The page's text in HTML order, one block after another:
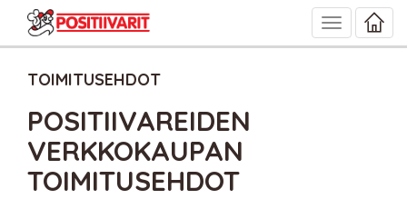
Toggle
navigation
TOIMITUSEHDOT
POSITIIVAREIDEN
VERKKOKAUPAN
TOIMITUSEHDOT